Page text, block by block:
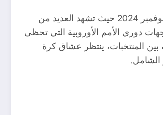
الأحد 17 نوفمبر 2024 حيث تشهد العديد من
دوري الأمم الأوروبية التي تحظى
المنتخبات، ينتظر عشاق كرة
الشامل.